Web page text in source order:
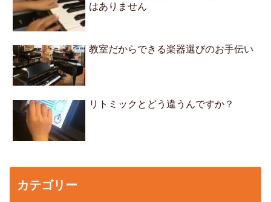
はありません
教室だからできる楽器選びのお手伝い
リトミックとどう違うんですか？
カテゴリー